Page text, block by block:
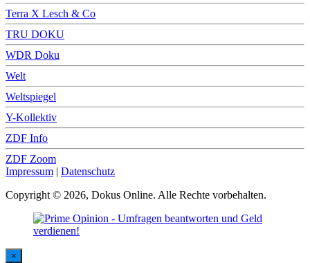
Terra X Lesch & Co
TRU DOKU
WDR Doku
Welt
Weltspiegel
Y-Kollektiv
ZDF Info
ZDF Zoom
Impressum | Datenschutz
Copyright © 2026, Dokus Online. Alle Rechte vorbehalten.
×